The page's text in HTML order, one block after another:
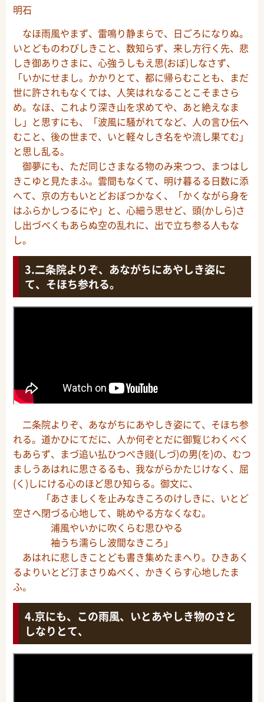
明石
なほ雨風やまず、雷鳴り静まらで、日ごろになりぬ。
いとどものわびしきこと、数知らず、来し方行く先、悲
しき御ありさまに、心強うしもえ思(おぼ)しなさず、
「いかにせまし。かかりとて、都に帰らむことも、まだ
世に許されもなくては、人笑はれなることこそまさら
め。なほ、これより深き山を求めてや、あと絶えなま
し」と思すにも、「波風に騒がれてなど、人の言ひ伝へ
むこと、後の世まで、いと軽々しき名をや流し果てむ」
と思し乱る。
御夢にも、ただ同じさまなる物のみ来つつ、まつはし
きこゆと見たまふ。雲間もなくて、明け暮るる日数に添
へて、京の方もいとどおぼつかなく、「かくながら身を
はふらかしつるにや」と、心細う思せど、頭(かしら)さ
し出づべくもあらぬ空の乱れに、出で立ち参る人もな
し。
二条院よりぞ、あながちにあやしき姿に
て、そほち参れる。
二条院よりぞ、あながちにあやしき姿にて、そほち参
れる。道かひにてだに、人か何ぞとだに御覧じわくべく
もあらず、まづ追い払ひつべき賤(しづ)の男(を)の、むつ
ましうあはれに思さるるも、我ながらかたじけなく、屈
(く)しにける心のほど思ひ知らる。御文に、
「あさましくを止みなきころのけしきに、いとど
空さへ閉づる心地して、眺めやる方なくなむ。
浦風やいかに吹くらむ思ひやる
袖うち濡らし波間なきころ」
あはれに悲しきことども書き集めたまへり。ひきあく
るよりいとど汀まさりぬべく、かきくらす心地したま
ふ。
京にも、この雨風、いとあやしき物のさと
しなりとて、